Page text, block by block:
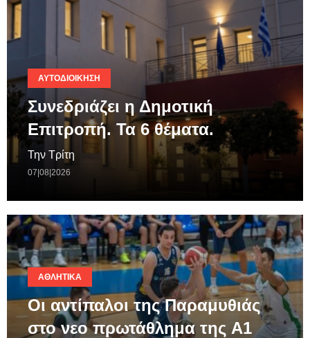
ΑΥΤΟΔΙΟΊΚΗΣΗ
Συνεδριάζει η Δημοτική
Επιτροπή. Τα 6 θέματα.
Την Τρίτη
07|08|2026
ΑΘΛΗΤΙΚΆ
Οι αντίπαλοι της Παραμυθιάς
στο νεο πρωτάθλημα της A1